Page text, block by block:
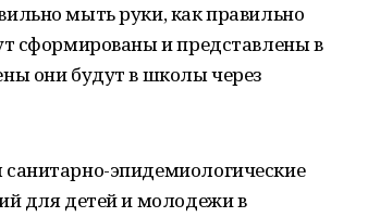
мыть руки, как правильно
сформированы и представлены в
они будут в школы через
эпидемиологические
для детей и молодежи в